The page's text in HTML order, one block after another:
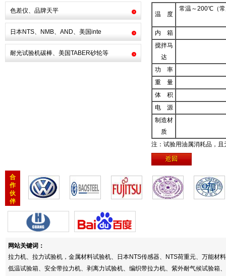
色差仪、品牌天平
日本NTS、NMB、AND、美国inte
耐光试验机碳棒、美国TABER砂轮等
温 度
常温～200℃（
内 箱
搅拌马
达
功 率
重 量
体 积
电 源
制造材
质
注：试验用油属消耗品，
合
作
伙
伴
网站关键词：
拉力机、拉力试验机，金属材料试验机、日本NTS传感器、NTS荷重元、万能
低温试验箱、安全带拉力机、剥离力试验机、编织带拉力机、紫外耐气候试验